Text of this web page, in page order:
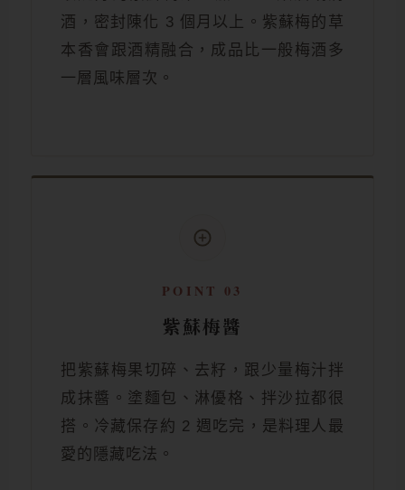
酒，密封陳化 3 個月以上。紫蘇梅的草
本香會跟酒精融合，成品比一般梅酒多
一層風味層次。
POINT 03
紫蘇梅醬
把紫蘇梅果切碎、去籽，跟少量梅汁拌
成抹醬。塗麵包、淋優格、拌沙拉都很
搭。冷藏保存約 2 週吃完，是料理人最
愛的隱藏吃法。